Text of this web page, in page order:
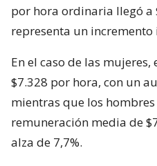
por hora ordinaria llegó a
representa un incremento
En el caso de las
$7.328 por hora, con un
mientras que los
remuneración media de
alza de 7,7%.